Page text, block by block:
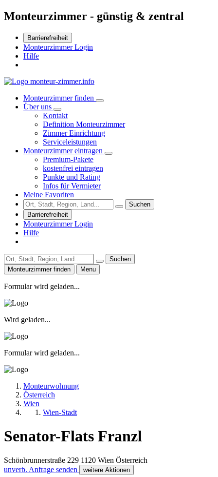
Monteurzimmer - günstig & zentral
Barrierefreiheit
Monteurzimmer Login
Hilfe
Monteurzimmer finden
Über uns
Kontakt
Definition Monteurzimmer
Zimmer Einrichtung
Serviceleistungen
Monteurzimmer eintragen
Premium-Pakete
kostenfrei eintragen
Punkte und Rating
Infos für Vermieter
Meine Favoriten
Suchen
Barrierefreiheit
Monteurzimmer Login
Hilfe
Suchen
Monteurzimmer finden
Menu
Formular wird geladen...
Wird geladen...
Formular wird geladen...
Monteurwohnung
Österreich
Wien
Wien-Stadt
Senator-Flats Franzl
Schönbrunnerstraße 229 1120 Wien Österreich
unverb. Anfrage senden
weitere Aktionen